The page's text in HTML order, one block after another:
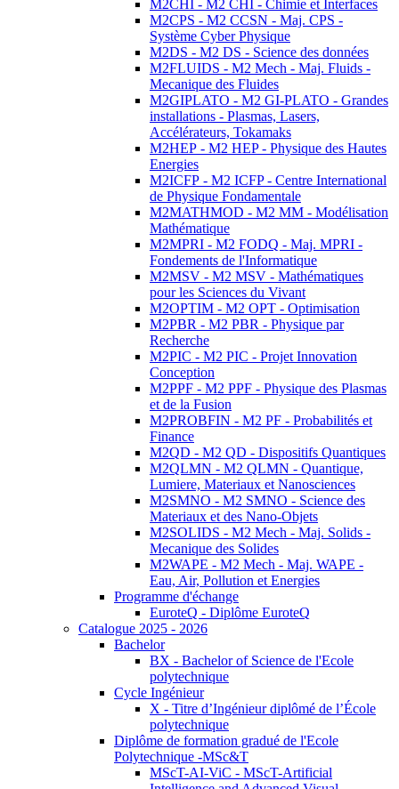
M2CHI - M2 CHI - Chimie et Interfaces
M2CPS - M2 CCSN - Maj. CPS -
Système Cyber Physique
M2DS - M2 DS - Science des données
M2FLUIDS - M2 Mech - Maj. Fluids -
Mecanique des Fluides
M2GIPLATO - M2 GI-PLATO - Grandes
installations - Plasmas, Lasers,
Accélérateurs, Tokamaks
M2HEP - M2 HEP - Physique des Hautes
Energies
M2ICFP - M2 ICFP - Centre International
de Physique Fondamentale
M2MATHMOD - M2 MM - Modélisation
Mathématique
M2MPRI - M2 FODQ - Maj. MPRI -
Fondements de l'Informatique
M2MSV - M2 MSV - Mathématiques
pour les Sciences du Vivant
M2OPTIM - M2 OPT - Optimisation
M2PBR - M2 PBR - Physique par
Recherche
M2PIC - M2 PIC - Projet Innovation
Conception
M2PPF - M2 PPF - Physique des Plasmas
et de la Fusion
M2PROBFIN - M2 PF - Probabilités et
Finance
M2QD - M2 QD - Dispositifs Quantiques
M2QLMN - M2 QLMN - Quantique,
Lumiere, Materiaux et Nanosciences
M2SMNO - M2 SMNO - Science des
Materiaux et des Nano-Objets
M2SOLIDS - M2 Mech - Maj. Solids -
Mecanique des Solides
M2WAPE - M2 Mech - Maj. WAPE -
Eau, Air, Pollution et Energies
Programme d'échange
EuroteQ - Diplôme EuroteQ
Catalogue 2025 - 2026
Bachelor
BX - Bachelor of Science de l'Ecole
polytechnique
Cycle Ingénieur
X - Titre d’Ingénieur diplômé de l’École
polytechnique
Diplôme de formation gradué de l'Ecole
Polytechnique -MSc&T
MScT-AI-ViC - MScT-Artificial